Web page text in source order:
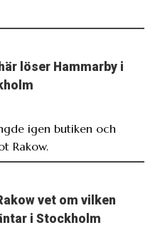
löser Hammarby i
igen butiken och
Rakow.
vet om vilken
i Stockholm